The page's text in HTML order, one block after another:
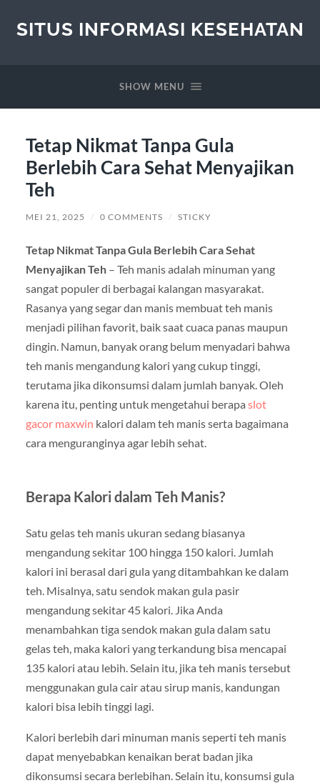
SITUS INFORMASI KESEHATAN
SHOW MENU
Tetap Nikmat Tanpa Gula
Berlebih Cara Sehat Menyajikan
Teh
MEI 21, 2025 / 0 COMMENTS / STICKY
Tetap Nikmat Tanpa Gula Berlebih Cara Sehat
Menyajikan Teh– Teh manis adalah minuman yang
sangat populer di berbagai kalangan masyarakat.
Rasanya yang segar dan manis membuat teh manis
menjadi pilihan favorit, baik saat cuaca panas maupun
dingin. Namun, banyak orang belum menyadari bahwa
teh manis mengandung kalori yang cukup tinggi,
terutama jika dikonsumsi dalam jumlah banyak. Oleh
karena itu, penting untuk mengetahui berapa slot
gacor maxwin kalori dalam teh manis serta bagaimana
cara menguranginya agar lebih sehat.
Berapa Kalori dalam Teh Manis?
Satu gelas teh manis ukuran sedang biasanya
mengandung sekitar 100 hingga 150 kalori. Jumlah
kalori ini berasal dari gula yang ditambahkan ke dalam
teh. Misalnya, satu sendok makan gula pasir
mengandung sekitar 45 kalori. Jika Anda
menambahkan tiga sendok makan gula dalam satu
gelas teh, maka kalori yang terkandung bisa mencapai
135 kalori atau lebih. Selain itu, jika teh manis tersebut
menggunakan gula cair atau sirup manis, kandungan
kalori bisa lebih tinggi lagi.
Kalori berlebih dari minuman manis seperti teh manis
dapat menyebabkan kenaikan berat badan jika
dikonsumsi secara berlebihan. Selain itu, konsumsi gula